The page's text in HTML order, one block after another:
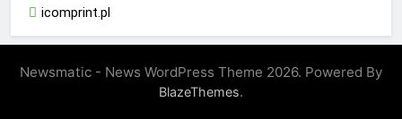
icomprint.pl
Newsmatic - News WordPress Theme 2026. Powered By
BlazeThemes.